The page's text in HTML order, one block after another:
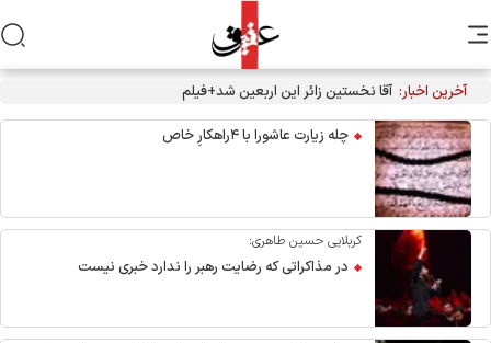
آخرین اخبار: آقا نخستین زائر این اربعین شد+فیلم
چله زیارت عاشورا با ۴راهکارِ خاص
کربلایی حسین طاهری:
در مذاکراتی که رضایت رهبر را ندارد خبری نیست